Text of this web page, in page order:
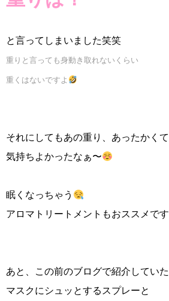
と言ってしまいました笑笑
重りと言っても身動き取れないくらい
重くはないですよ
それにしてもあの重り、あったかくて
気持ちよかったなぁ〜
眠くなっちゃう
アロマトリートメントもおススメです
あと、この前のブログで紹介していた
マスクにシュッとするスプレーと